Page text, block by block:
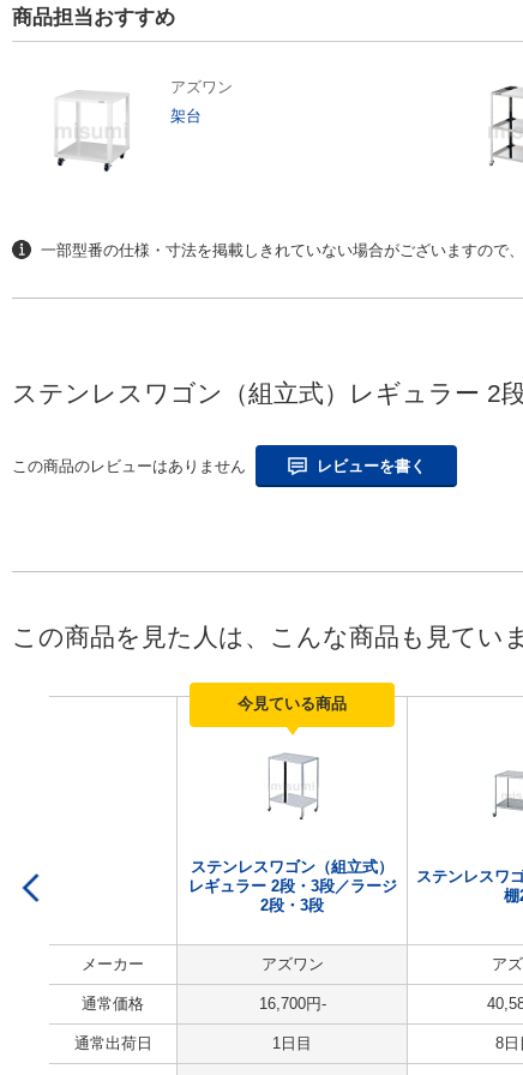
商品担当おすすめ
アズワン
架台
一部型番の仕様・寸法を掲載しきれていない場合がございますので
ステンレスワゴン（組立式）レギュラー 2
この商品のレビューはありません レビューを書く
この商品を見た人は、こんな商品も見てい
今見ている商品
ステンレスワゴン（組立式）
レギュラー 2段・3段／ラージ
2段・3段
ステンレスワ
棚
メーカー アズワン ア
通常価格 16,700円-
通常出荷日 1日目 8日